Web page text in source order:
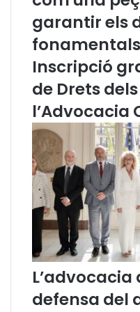
í
c
a
a
o
r
d
n
e
x
c
l
u
e
e
l
garantir els
fonamentals
Inscripció
de Drets
l’Advocacia
defensa del